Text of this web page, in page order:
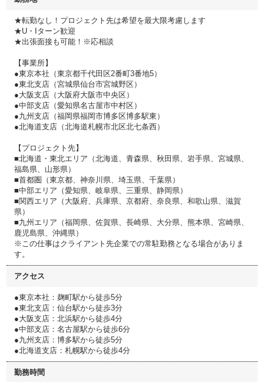
★転勤なし！プロジェクト先は希望を最大限考慮します
★U・Iターン歓迎
★出張面接も可能！※応相談
【事業所】
●東京本社（東京都千代田区2番町3番地5）
●東北支店（宮城県仙台市宮城野区）
●大阪支店（大阪府大阪市中央区）
●中部支店（愛知県名古屋市中村区）
●九州支店（福岡県福岡市博多区博多駅東）
●北海道支店（北海道札幌市北区北七条西）
【プロジェクト先】
■北海道・東北エリア（北海道、青森県、秋田県、岩手県、宮城県、
福島県、山形県）
■首都圏（東京都、神奈川県、埼玉県、千葉県）
■中部エリア（愛知県、岐阜県、三重県、静岡県）
■関西エリア（大阪府、兵庫県、京都府、奈良県、和歌山県、滋賀
県）
■九州エリア（福岡県、佐賀県、長崎県、大分県、熊本県、宮崎県、
鹿児島県、沖縄県）
※この仕事はクライアント先企業での常駐勤務となる場合がありま
す。
アクセス
●東京本社：麹町駅から徒歩5分
●東北支店：仙台駅から徒歩3分
●大阪支店：北浜駅から徒歩4分
●中部支店：名古屋駅から徒歩6分
●九州支店：博多駅から徒歩5分
●北海道支店：札幌駅から徒歩4分
勤務時間